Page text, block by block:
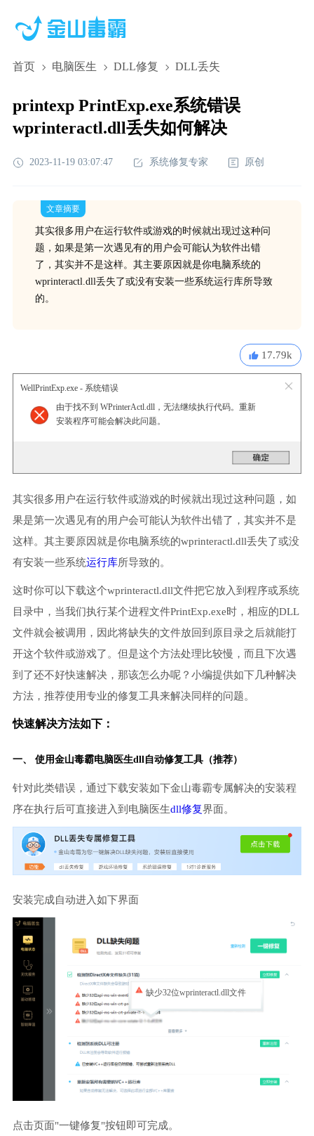
首页 电脑医生 DLL修复 DLL丢失
printexp PrintExp.exe系统错误
wprinteractl.dll丢失如何解决
2023-11-19 03:07:47 系统修复专家 原创
文章摘要
其实很多用户在运行软件或游戏的时候就出现过这种问
题，如果是第一次遇见有的用户会可能认为软件出错
了，其实并不是这样。其主要原因就是你电脑系统的
wprinteractl.dll丢失了或没有安装一些系统运行库所导致
的。
17.79k
WellPrintExp.exe - 系统错误
由于找不到 WPrinterActl.dll，无法继续执行代码。重新
安装程序可能会解决此问题。
其实很多用户在运行软件或游戏的时候就出现过这种问题，如
果是第一次遇见有的用户会可能认为软件出错了，其实并不是
这样。其主要原因就是你电脑系统的wprinteractl.dll丢失了或没
有安装一些系统运行库所导致的。
这时你可以下载这个wprinteractl.dll文件把它放入到程序或系统
目录中，当我们执行某个进程文件PrintExp.exe时，相应的DLL
文件就会被调用，因此将缺失的文件放回到原目录之后就能打
开这个软件或游戏了。但是这个方法处理比较慢，而且下次遇
到了还不好快速解决，那该怎么办呢？小编提供如下几种解决
方法，推荐使用专业的修复工具来解决同样的问题。
快速解决方法如下：
一、 使用金山毒霸电脑医生dll自动修复工具（推荐）
针对此类错误，通过下载安装如下金山毒霸专属解决的安装程
序在执行后可直接进入到电脑医生dll修复界面。
安装完成自动进入如下界面
缺少32位wprinteractl.dll文件
点击页面"一键修复"按钮即可完成。